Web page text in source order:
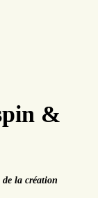
&
de la création